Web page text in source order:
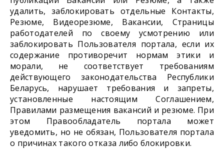
удалить, заблокировать отдельные Контакты,
Резюме, Видеорезюме, Вакансии, Страницы
работодателей по своему усмотрению или
заблокировать Пользователя портала, если их
содержание противоречит нормам этики и
морали, не соответствует требованиям
действующего законодательства Республики
Беларусь, нарушает требования и запреты,
установленные настоящим Соглашением,
Правилами размещения вакансий и резюме. При
этом Правообладатель портала может
уведомить, но не обязан, Пользователя портала
о причинах такого отказа либо блокировки.